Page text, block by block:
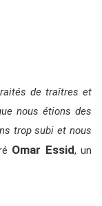
de traîtres et
nous étions des
trop subi et nous
Omar Essid, un